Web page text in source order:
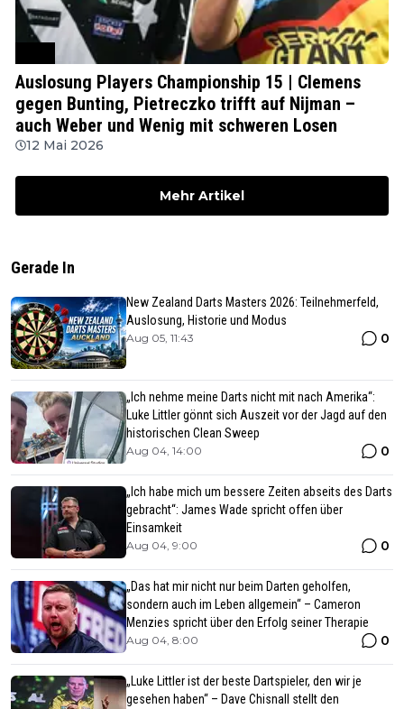
Auslosung Players Championship 15 | Clemens
gegen Bunting, Pietreczko trifft auf Nijman –
auch Weber und Wenig mit schweren Losen
12 Mai 2026
Mehr Artikel
Gerade In
New Zealand Darts Masters 2026: Teilnehmerfeld,
Auslosung, Historie und Modus
Aug 05, 11:43 0
„Ich nehme meine Darts nicht mit nach Amerika“:
Luke Littler gönnt sich Auszeit vor der Jagd auf den
historischen Clean Sweep
Aug 04, 14:00 0
„Ich habe mich um bessere Zeiten abseits des Darts
gebracht“: James Wade spricht offen über
Einsamkeit
Aug 04, 9:00 0
„Das hat mir nicht nur beim Darten geholfen,
sondern auch im Leben allgemein“ – Cameron
Menzies spricht über den Erfolg seiner Therapie
Aug 04, 8:00 0
„Luke Littler ist der beste Dartspieler, den wir je
gesehen haben“ – Dave Chisnall stellt den